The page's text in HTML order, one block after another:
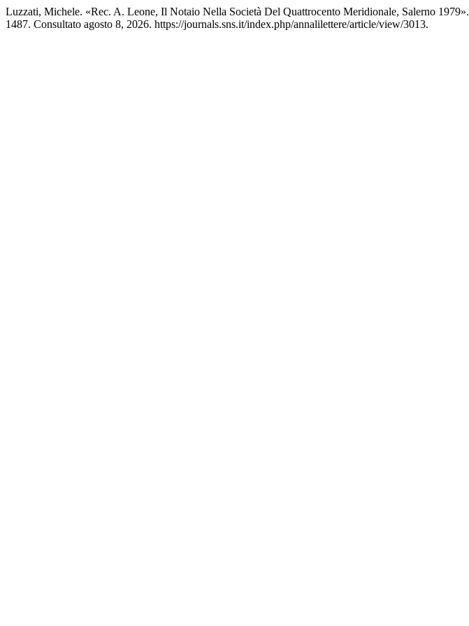
Luzzati, Michele. «Rec. A. Leone, Il Notaio Nella Società Del Quattrocento Meridionale, Salerno 1979».
1487. Consultato agosto 8, 2026. https://journals.sns.it/index.php/annalilettere/article/view/3013.